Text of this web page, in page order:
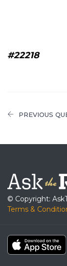
#22218
PREVIOUS
© Copyright:
Terms &